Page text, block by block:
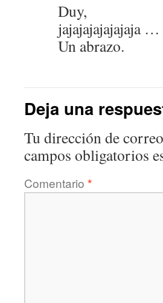
Duy,
jajajajajajajaja …
Un abrazo.
Deja una
Tu dirección de
campos obligatorios
Comentario *